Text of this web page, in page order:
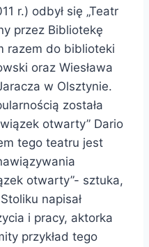
r.) odbył się „Teatr
przez Bibliotekę
razem do biblioteki
oraz Wiesława
w Olsztynie.
została
otwarty” Dario
tego teatru jest
otwarty”- sztuka,
napisał
i pracy, aktorka
przykład tego